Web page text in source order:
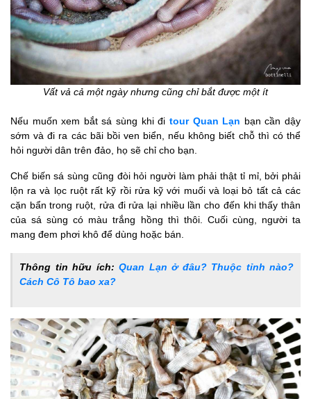
Vất vả cả một ngày nhưng cũng chỉ bắt được một ít
Nếu muốn xem bắt sá sùng khi đi tour Quan Lạn bạn cần dậy
sớm và đi ra các bãi bồi ven biển, nếu không biết chỗ thì có thể
hỏi người dân trên đảo, họ sẽ chỉ cho bạn.
Chế biến sá sùng cũng đòi hỏi người làm phải thật tỉ mỉ, bởi phải
lộn ra và lọc ruột rất kỹ rồi rửa kỹ với muối và loại bỏ tất cả các
cặn bẩn trong ruột, rửa đi rửa lại nhiều lần cho đến khi thấy thân
của sá sùng có màu trắng hồng thì thôi. Cuối cùng, người ta
mang đem phơi khô để dùng hoặc bán.
Thông tin hữu ích: Quan Lạn ở đâu? Thuộc tỉnh nào?
Cách Cô Tô bao xa?